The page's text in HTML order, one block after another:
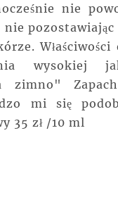
nie
nie
wysokiej
zimno"
mi się
35 zł /10 ml